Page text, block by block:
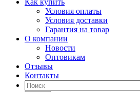
Как купить
Условия оплаты
Условия доставки
Гарантия на товар
О компании
Новости
Оптовикам
Отзывы
Контакты